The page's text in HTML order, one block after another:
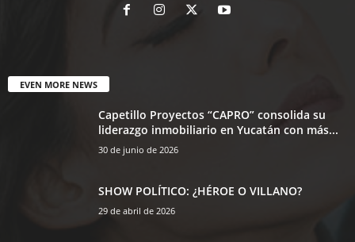
EVEN MORE NEWS
Capetillo Proyectos “CAPRO” consolida su
liderazgo inmobiliario en Yucatán con más...
30 de junio de 2026
SHOW POLÍTICO: ¿HÉROE O VILLANO?
29 de abril de 2026